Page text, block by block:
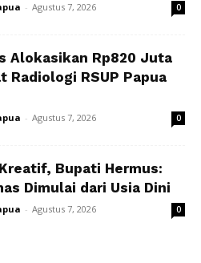
- Agustus 7, 2026 0
Alokasikan Rp820 Juta
RSUP Papua
- Agustus 7, 2026 0
Bupati Hermus:
Dimulai dari Usia Dini
- Agustus 7, 2026 0